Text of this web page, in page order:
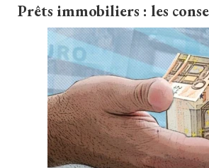
Prêts immobiliers : les